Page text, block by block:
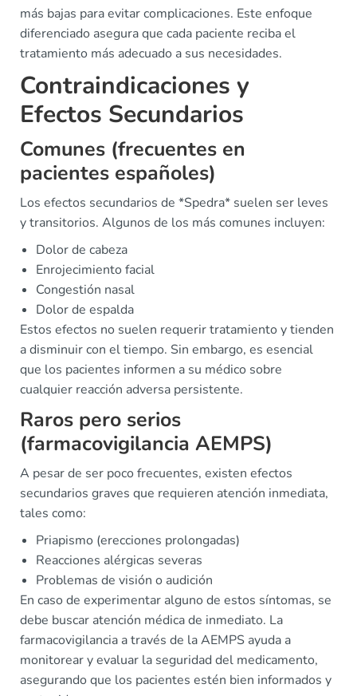
más bajas para evitar complicaciones. Este enfoque
diferenciado asegura que cada paciente reciba el
tratamiento más adecuado a sus necesidades.
Contraindicaciones y
Efectos Secundarios
Comunes (frecuentes en
pacientes españoles)
Los efectos secundarios de *Spedra* suelen ser leves
y transitorios. Algunos de los más comunes incluyen:
Dolor de cabeza
Enrojecimiento facial
Congestión nasal
Dolor de espalda
Estos efectos no suelen requerir tratamiento y tienden
a disminuir con el tiempo. Sin embargo, es esencial
que los pacientes informen a su médico sobre
cualquier reacción adversa persistente.
Raros pero serios
(farmacovigilancia AEMPS)
A pesar de ser poco frecuentes, existen efectos
secundarios graves que requieren atención inmediata,
tales como:
Priapismo (erecciones prolongadas)
Reacciones alérgicas severas
Problemas de visión o audición
En caso de experimentar alguno de estos síntomas, se
debe buscar atención médica de inmediato. La
farmacovigilancia a través de la AEMPS ayuda a
monitorear y evaluar la seguridad del medicamento,
asegurando que los pacientes estén bien informados y